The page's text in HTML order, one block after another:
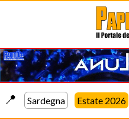
📍️ Sardegna Estate 2026